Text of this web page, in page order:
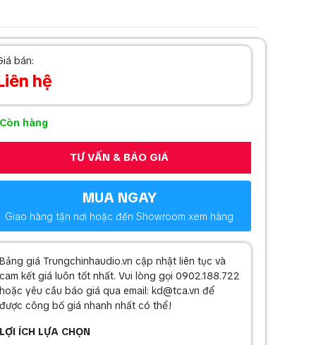
bán:
hệ
hàng
TƯ VẤN & BÁO GIÁ
MUA NGAY
Giao hàng tận nơi hoặc đến Showroom xem hàng
Bảng giá Trungchinhaudio.vn cập nhật liên tục và
cam kết giá luôn tốt nhất. Vui lòng gọi 0902.188.722
hoặc yêu cầu báo giá qua email: kd@tca.vn để
được công bố giá nhanh nhất có thể!
LỢI ÍCH LỰA CHỌN